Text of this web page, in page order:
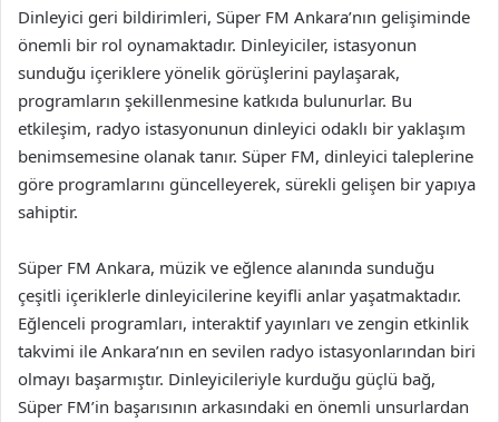
Dinleyici geri bildirimleri, Süper FM Ankara’nın gelişiminde
önemli bir rol oynamaktadır. Dinleyiciler, istasyonun
sunduğu içeriklere yönelik görüşlerini paylaşarak,
programların şekillenmesine katkıda bulunurlar. Bu
etkileşim, radyo istasyonunun dinleyici odaklı bir yaklaşım
benimsemesine olanak tanır. Süper FM, dinleyici taleplerine
göre programlarını güncelleyerek, sürekli gelişen bir yapıya
sahiptir.
Süper FM Ankara, müzik ve eğlence alanında sunduğu
çeşitli içeriklerle dinleyicilerine keyifli anlar yaşatmaktadır.
Eğlenceli programları, interaktif yayınları ve zengin etkinlik
takvimi ile Ankara’nın en sevilen radyo istasyonlarından biri
olmayı başarmıştır. Dinleyicileriyle kurduğu güçlü bağ,
Süper FM’in başarısının arkasındaki en önemli unsurlardan